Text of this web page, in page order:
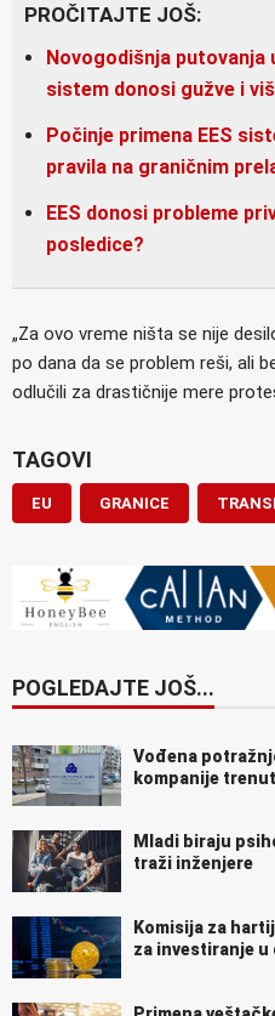
PROČITAJTE JOŠ:
Novogodišnja putovanja
sistem donosi gužve i
Počinje primena EES
pravila na graničnim
EES donosi probleme
posledice?
„Za ovo vreme ništa se nije
po dana da se problem reši, ali
odlučili za drastičnije mere
TAGOVI
EU GRANICE
POGLEDAJTE JOŠ...
Vođena
kompanije
Mladi biraju
traži inženjere
Komisija za
za investiranje